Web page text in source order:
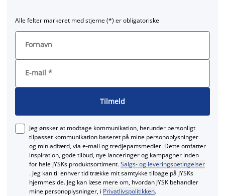
Alle felter markeret med stjerne (*) er obligatoriske
Fornavn
E-mail *
Tilmeld
Jeg ønsker at modtage kommunikation, herunder personligt
tilpasset kommunikation baseret på mine personoplysninger
og min adfærd, via e‑mail og tredjepartsmedier. Dette omfatter
inspiration, gode tilbud, nye lanceringer og kampagner inden
for hele JYSKs produktsortiment.Salgs- og leveringsbetingelser
. Jeg kan til enhver tid trække mit samtykke tilbage på JYSKs
hjemmeside. Jeg kan læse mere om, hvordan JYSK behandler
mine personoplysninger, i Privatlivspolitikken.